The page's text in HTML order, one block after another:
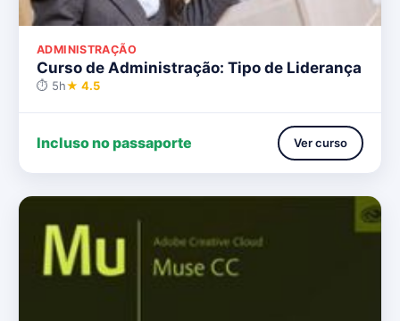
ADMINISTRAÇÃO
Curso de Administração: Tipo de Liderança
⏱ 5h★ 4.5
Incluso no passaporte Ver curso